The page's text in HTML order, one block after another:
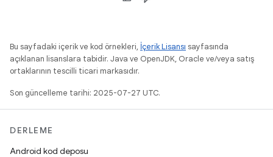
Bu sayfadaki içerik ve kod örnekleri, İçerik Lisansı sayfasında
açıklanan lisanslara tabidir. Java ve OpenJDK, Oracle ve/veya satış
ortaklarının tescilli ticari markasıdır.
Son güncelleme tarihi: 2025-07-27 UTC.
DERLEME
Android kod deposu